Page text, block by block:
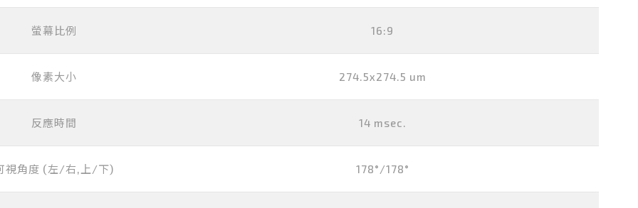
螢幕比例 16:9
像素大小 274.5x274.5 um
反應時間 14 msec.
視角度 (左/右,上/下) 178°/178°